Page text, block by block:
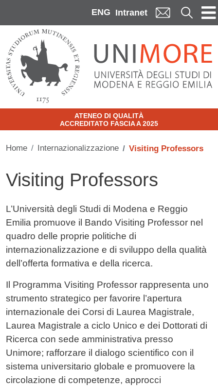
ENG Intranet Cerca
ATENEO DI QUALITÀ
ACCREDITATO FASCIA A 2025
Home Internazionalizzazione Visiting Professors
Visiting Professors
Contenuto
L’Università degli Studi di Modena e Reggio
Emilia promuove il Bando Visiting Professor nel
quadro delle proprie politiche di
internazionalizzazione e di sviluppo della qualità
dell’offerta formativa e della ricerca.
Il Programma Visiting Professor rappresenta uno
strumento strategico per favorire l’apertura
internazionale dei Corsi di Laurea Magistrale,
Laurea Magistrale a ciclo Unico e dei Dottorati di
Ricerca con sede amministrativa presso
Unimore; rafforzare il dialogo scientifico con il
sistema universitario globale e promuovere la
circolazione di competenze, approcci